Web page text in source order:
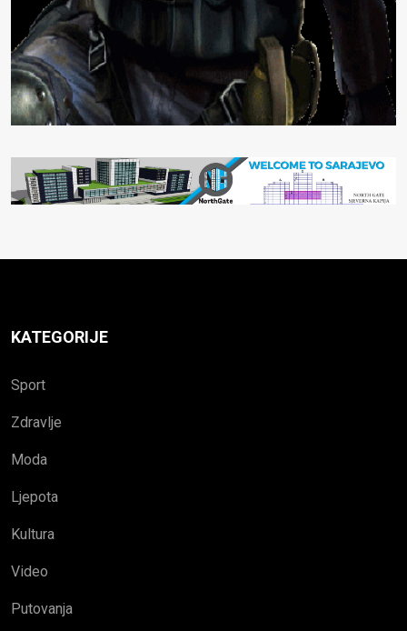
KATEGORIJE
Sport
Zdravlje
Moda
Ljepota
Kultura
Video
Putovanja